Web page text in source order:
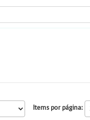
Items por página: